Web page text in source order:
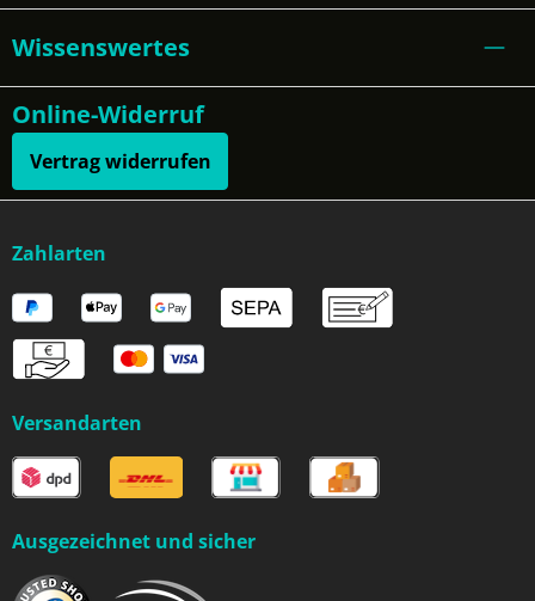
Wissenswertes
Online-Widerruf
Vertrag widerrufen
Zahlarten
Versandarten
Ausgezeichnet und sicher